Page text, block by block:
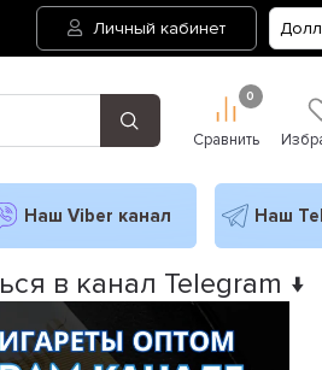
Личный кабинет
0
Сравнить
Наш Viber канал Наш
в канал Telegram ↓